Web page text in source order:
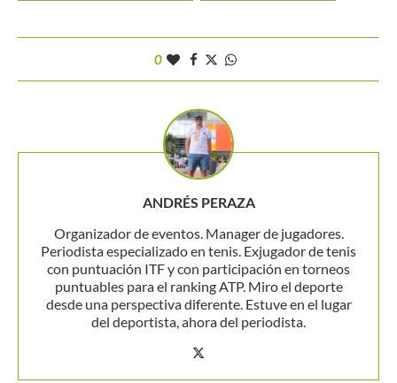
0
ANDRÉS PERAZA
Organizador de eventos. Manager de jugadores.
Periodista especializado en tenis. Exjugador de tenis
con puntuación ITF y con participación en torneos
puntuables para el ranking ATP. Miro el deporte
desde una perspectiva diferente. Estuve en el lugar
del deportista, ahora del periodista.